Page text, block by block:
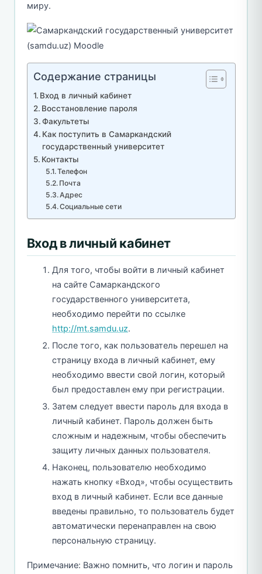
миру.
Содержание страницы
Вход в личный кабинет
Восстановление пароля
Факультеты
Как поступить в Самаркандский
государственный университет
Контакты
Телефон
Почта
Адрес
Социальные сети
Вход в личный кабинет
Для того, чтобы войти в личный кабинет
на сайте Самаркандского
государственного университета,
необходимо перейти по ссылке
http://mt.samdu.uz.
После того, как пользователь перешел на
страницу входа в личный кабинет, ему
необходимо ввести свой логин, который
был предоставлен ему при регистрации.
Затем следует ввести пароль для входа в
личный кабинет. Пароль должен быть
сложным и надежным, чтобы обеспечить
защиту личных данных пользователя.
Наконец, пользователю необходимо
нажать кнопку «Вход», чтобы осуществить
вход в личный кабинет. Если все данные
введены правильно, то пользователь будет
автоматически перенаправлен на свою
персональную страницу.
Примечание: Важно помнить, что логин и пароль